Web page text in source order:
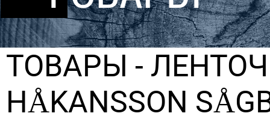
ТОВАРЫ -
HÅKANSSON